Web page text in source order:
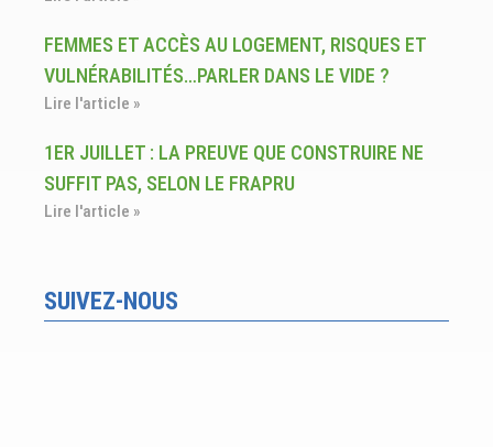
FEMMES ET ACCÈS AU LOGEMENT, RISQUES ET
VULNÉRABILITÉS…PARLER DANS LE VIDE ?
Lire l'article »
1ER JUILLET : LA PREUVE QUE CONSTRUIRE NE
SUFFIT PAS, SELON LE FRAPRU
Lire l'article »
SUIVEZ-NOUS